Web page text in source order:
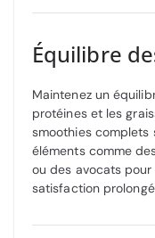
Équilibre
Maintenez un
protéines et les
smoothies complets
éléments comme
ou des avocats
satisfaction